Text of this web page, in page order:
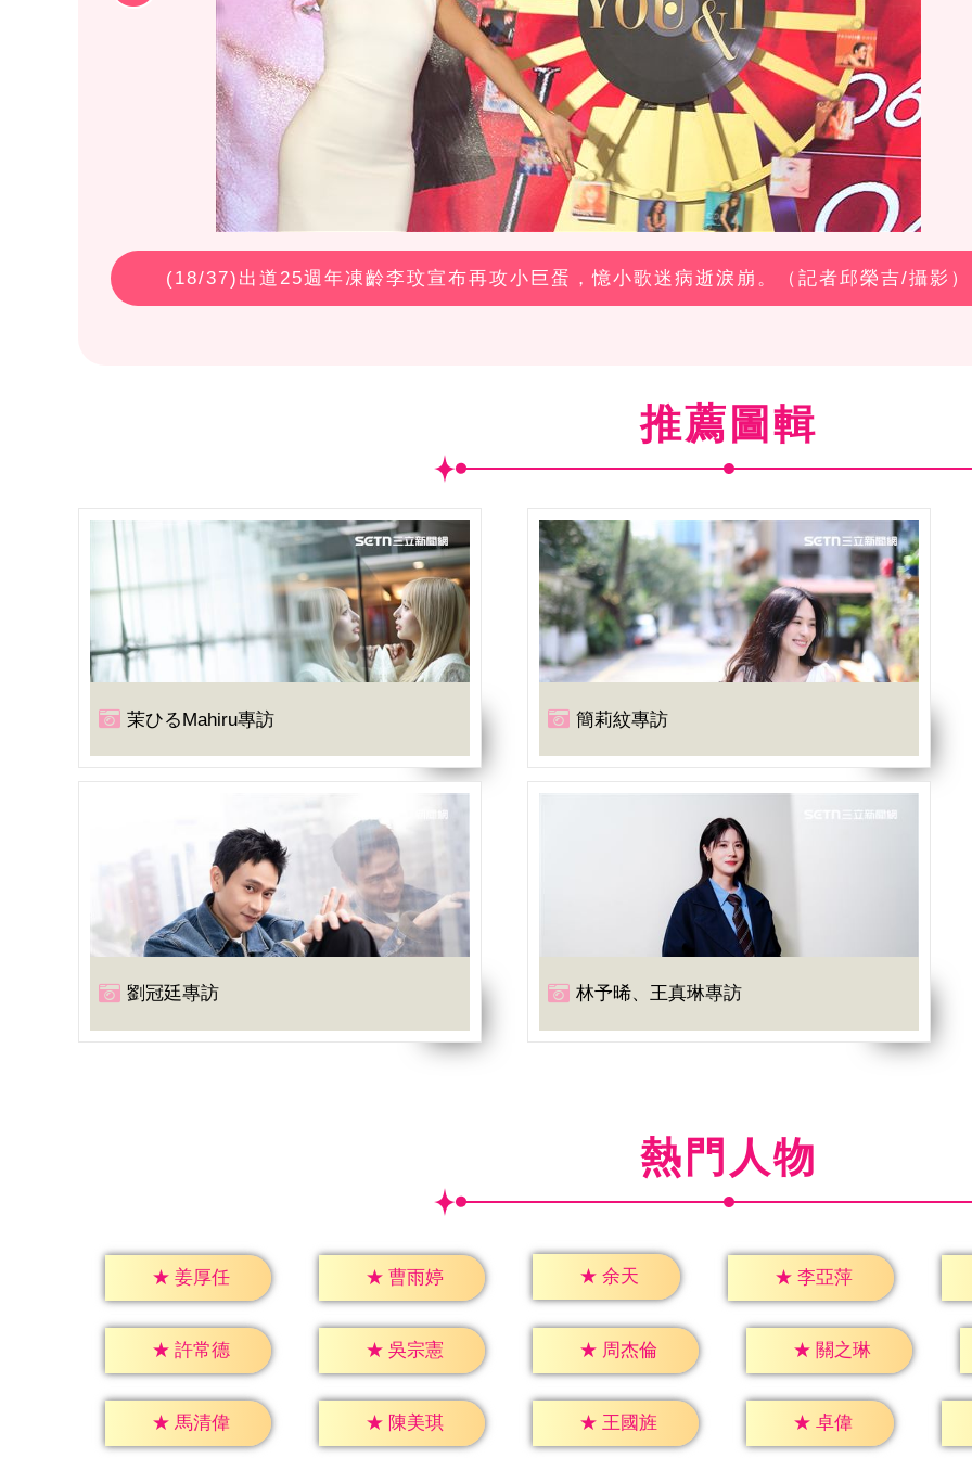
(18/37)出道25週年凍齡李玟宣布再攻小巨蛋，憶小歌迷病逝淚崩。（記者邱榮吉/攝影）
推薦圖輯
茉ひるMahiru專訪 簡莉紋專訪
劉冠廷專訪 林予晞、王真琳專訪
熱門人物
★ 姜厚任 ★ 曹雨婷 ★ 余天 ★ 李亞萍
★ 許常德 ★ 吳宗憲 ★ 周杰倫 ★ 關之琳
★ 馬清偉 ★ 陳美琪 ★ 王國旌 ★ 卓偉